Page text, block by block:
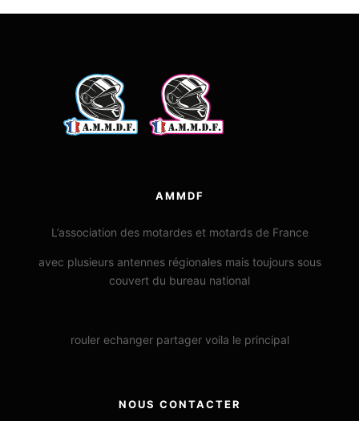
AMMDF
L’association des motardes et motards de France
avec plusieurs antennes régionales mais toujours sous
couvert du bureau national
rouler echanger partager voila le principal
NOUS CONTACTER